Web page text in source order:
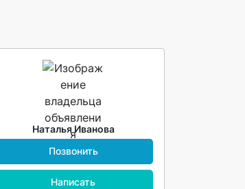
Наталья Иванова
Позвонить
Написать